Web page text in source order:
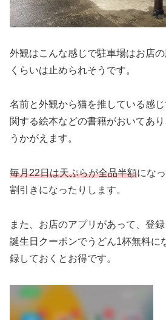
外観はこんな感じで駐車場はお店
くらいは止められそうです。
名前と外観から猫を推している感
関する絵本などの書籍がおいてあ
うかがえます。
毎月22日は天ぷらが全品半額にな
割引きになったりします。
また、お店のアプリがあって、登
誕生日クーポンでうどん1杯無料に
録しておくとお得です。